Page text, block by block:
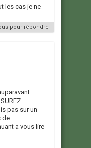
les cas je ne
pour répondre
pas sur un
de
a vous lire